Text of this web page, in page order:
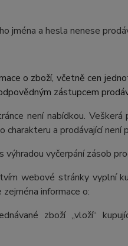
jména a hesla nenese
o zboží, včetně cen
zástupcem
není nabídkou.
charakteru a prodávající
výhradou vyčerpání zásob
webové stránky vyplní
informace o:
zboží „vloží“